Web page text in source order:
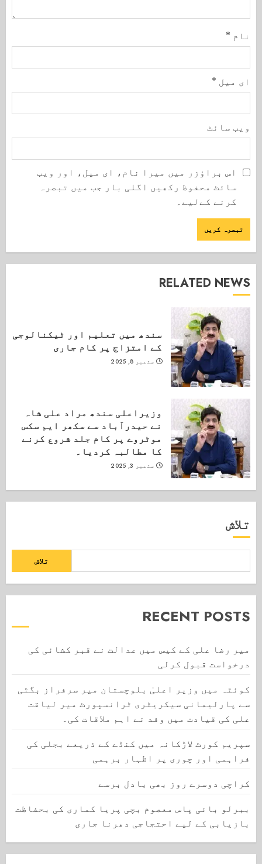
نام *
ای میل *
ویب‌ سائٹ
اس براؤزر میں میرا نام، ای میل، اور ویب
سائٹ محفوظ رکھیں اگلی بار جب میں تبصرہ
کرنے کےلیے۔
RELATED NEWS
سندھ میں تعلیم اور ٹیکنالوجی
کے امتزاج پر کام جاری
ستمبر 8, 2025
وزیراعلی سندھ مراد علی شاہ
نے حیدرآباد سے سکھر ایم سکس
موٹروے پر کام جلد شروع کرنے
کا مطالبہ کردیا۔
ستمبر 3, 2025
تلاش
تلاش
RECENT POSTS
میر رضا علی کے کیس میں عدالت نے قبر کشائی کی
درخواست قبول کرلی
کوئٹہ میں وزیر اعلیٰ بلوچستان میر سرفراز بگٹی
سے پارلیمانی سیکریٹری ٹرانسپورٹ میر لیاقت
علی کی قیادت میں وفد نے اہم ملاقات کی۔
سپریم کورٹ لاڑکانہ میں کنڈے کے ذریعے بجلی کی
فراہمی اور چوری پر اظہار برہمی
کراچی دوسرے روز بھی بادل برسے
ببرلو بائی پاس معصوم بچی پریا کماری کی بحفاظت
بازیابی کے لیے احتجاجی دھرنا جاری